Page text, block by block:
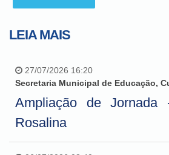
LEIA MAIS
27/07/2026 16:20
Secretaria Municipal de Educação,
Ampliação de Jornada
Rosalina